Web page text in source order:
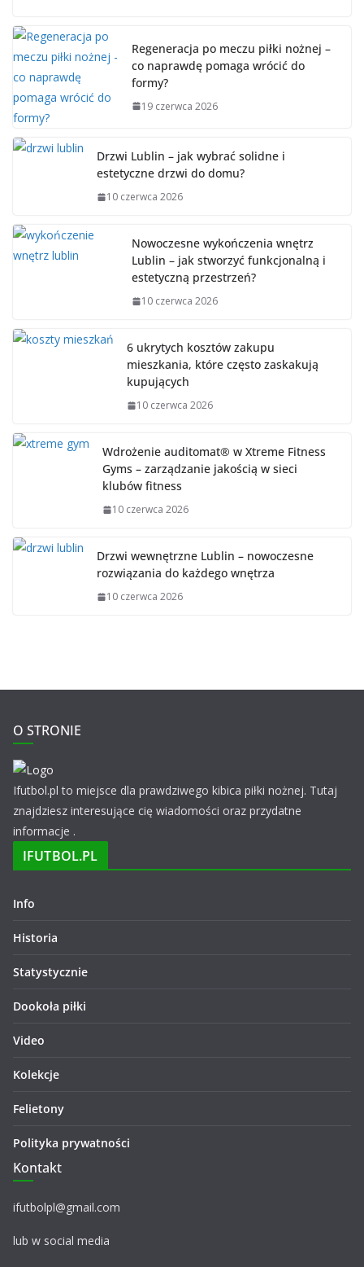
Regeneracja po meczu piłki nożnej –
co naprawdę pomaga wrócić do
formy?
19 czerwca 2026
Drzwi Lublin – jak wybrać solidne i
estetyczne drzwi do domu?
10 czerwca 2026
Nowoczesne wykończenia wnętrz
Lublin – jak stworzyć funkcjonalną i
estetyczną przestrzeń?
10 czerwca 2026
6 ukrytych kosztów zakupu
mieszkania, które często zaskakują
kupujących
10 czerwca 2026
Wdrożenie auditomat® w Xtreme Fitness
Gyms – zarządzanie jakością w sieci
klubów fitness
10 czerwca 2026
Drzwi wewnętrzne Lublin – nowoczesne
rozwiązania do każdego wnętrza
10 czerwca 2026
O STRONIE
Ifutbol.pl to miejsce dla prawdziwego kibica piłki nożnej. Tutaj
znajdziesz interesujące cię wiadomości oraz przydatne
informacje .
IFUTBOL.PL
Info
Historia
Statystycznie
Dookoła piłki
Video
Kolekcje
Felietony
Polityka prywatności
Kontakt
ifutbolpl@gmail.com
lub w social media